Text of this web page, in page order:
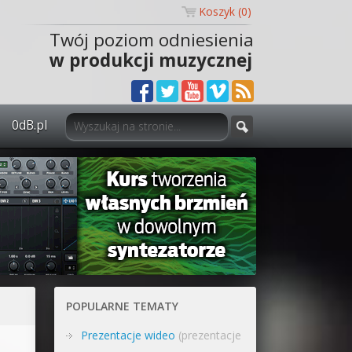
Koszyk (0)
Twój poziom odniesienia
w produkcji muzycznej
0dB.pl
0dB.pl - informacje
Newsletter
Materiały dla mediów
Archiwum aktualności
POPULARNE TEMATY
Prezentacje wideo (prezentacje